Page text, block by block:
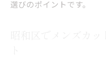
選びのポイントです。